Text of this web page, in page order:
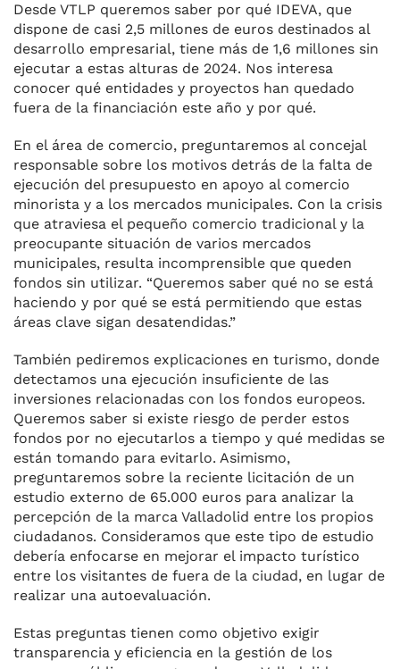
Desde VTLP queremos saber por qué IDEVA, que
dispone de casi 2,5 millones de euros destinados al
desarrollo empresarial, tiene más de 1,6 millones sin
ejecutar a estas alturas de 2024. Nos interesa
conocer qué entidades y proyectos han quedado
fuera de la financiación este año y por qué.
En el área de comercio, preguntaremos al concejal
responsable sobre los motivos detrás de la falta de
ejecución del presupuesto en apoyo al comercio
minorista y a los mercados municipales. Con la crisis
que atraviesa el pequeño comercio tradicional y la
preocupante situación de varios mercados
municipales, resulta incomprensible que queden
fondos sin utilizar. “Queremos saber qué no se está
haciendo y por qué se está permitiendo que estas
áreas clave sigan desatendidas.”
También pediremos explicaciones en turismo, donde
detectamos una ejecución insuficiente de las
inversiones relacionadas con los fondos europeos.
Queremos saber si existe riesgo de perder estos
fondos por no ejecutarlos a tiempo y qué medidas se
están tomando para evitarlo. Asimismo,
preguntaremos sobre la reciente licitación de un
estudio externo de 65.000 euros para analizar la
percepción de la marca Valladolid entre los propios
ciudadanos. Consideramos que este tipo de estudio
debería enfocarse en mejorar el impacto turístico
entre los visitantes de fuera de la ciudad, en lugar de
realizar una autoevaluación.
Estas preguntas tienen como objetivo exigir
transparencia y eficiencia en la gestión de los